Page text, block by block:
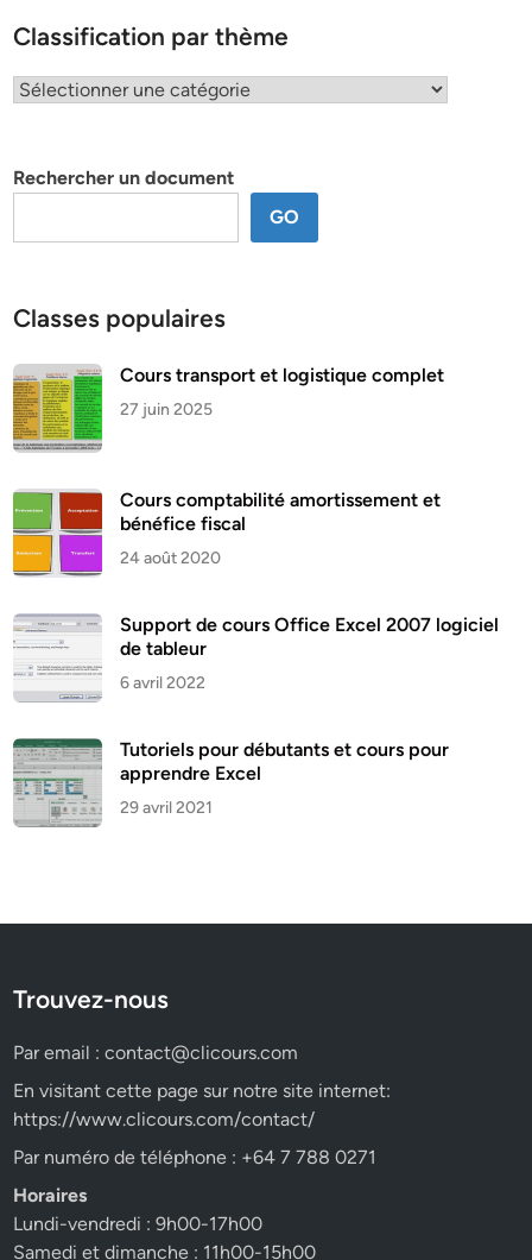
Classification par thème
Classification
Rechercher un document
GO
Classes populaires
Cours transport et logistique complet
27 juin 2025
Cours comptabilité amortissement et
bénéfice fiscal
24 août 2020
Support de cours Office Excel 2007 logiciel
de tableur
6 avril 2022
Tutoriels pour débutants et cours pour
apprendre Excel
29 avril 2021
Trouvez-nous
Par email :contact@clicours.com
En visitant cette page sur notre site internet:
https://www.clicours.com/contact/
Par numéro de téléphone : +64 7 788 0271
Horaires
Lundi-vendredi : 9h00-17h00
Samedi et dimanche : 11h00-15h00